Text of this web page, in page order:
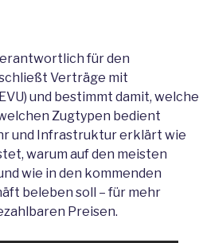
für den
Verträge mit
und bestimmt damit, welche
Zugtypen bedient
und Infrastruktur erklärt wie
warum auf den meisten
wie in den kommenden
beleben soll – für mehr
Preisen.